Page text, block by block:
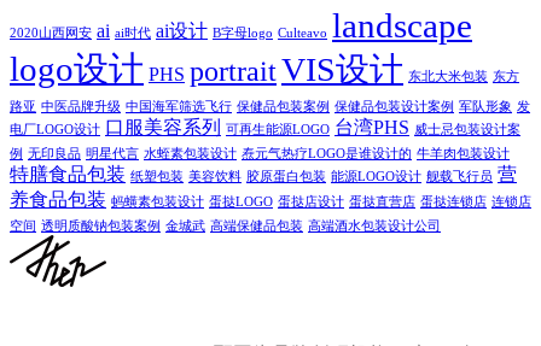
2020山西网安 ai ai时代 ai设计 B字母logo Culteavo landscape
logo设计 PHS portraitVIS设计 东北大米包装 东方
路亚 中医品牌升级 中国海军筛选飞行 保健品包装案例 保健品包装设计案例 军队形象 发
电厂LOGO设计 口服美容系列 可再生能源LOGO 台湾PHS 威士忌包装设计案
例 无印良品 明星代言 水蛭素包装设计 焘元气热疗LOGO是谁设计的 牛羊肉包装设计
特膳食品包装 纸塑包装 美容饮料 胶原蛋白包装 能源LOGO设计 舰载飞行员 营
养食品包装 蚂蟥素包装设计 蛋挞LOGO 蛋挞店设计 蛋挞直营店 蛋挞连锁店 连锁店
空间 透明质酸钠包装案例 金城武 高端保健品包装 高端酒水包装设计公司